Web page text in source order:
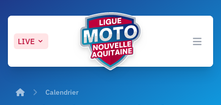
LIVE
Open
AccueilCalendrier